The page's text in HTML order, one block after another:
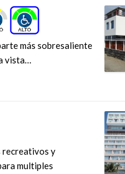
más sobresaliente
vista…
recreativos y
multiples